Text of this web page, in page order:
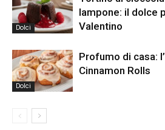
Dolci
lampone: il dolce
Valentino
Dolci
Profumo di casa:
Cinnamon Rolls